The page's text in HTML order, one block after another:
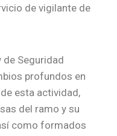
de vigilante de
de Seguridad
profundos en
esta actividad,
del ramo y su
como formados